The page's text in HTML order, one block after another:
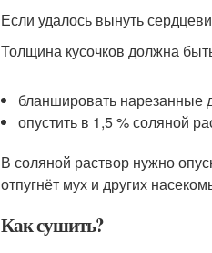
Если удалось вынуть
Толщина кусочков должна
бланшировать нарезанные
опустить в 1,5 % соляной
В соляной раствор нужно
отпугнёт мух и других
Как сушить?